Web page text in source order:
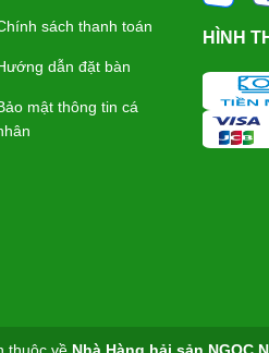
sách thanh toán
dẫn đặt bàn
mật thông tin cá
HÌNH